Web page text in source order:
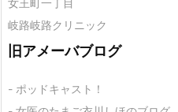
女王町一丁目
岐路岐路クリニック
旧アメーバブログ
- ポッドキャスト！